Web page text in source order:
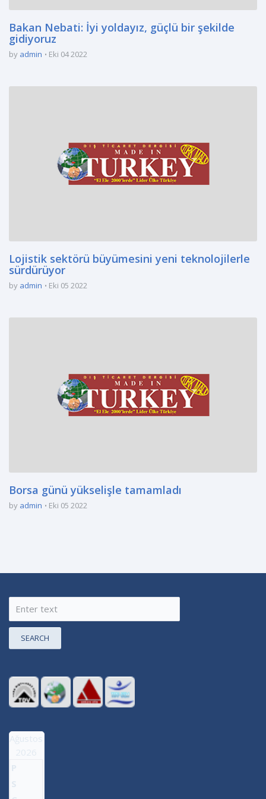
Bakan Nebati: İyi yoldayız, güçlü bir şekilde
gidiyoruz
by admin Eki 04 2022
Lojistik sektörü büyümesini yeni teknolojilerle
sürdürüyor
by admin Eki 05 2022
Borsa günü yükselişle tamamladı
by admin Eki 05 2022
SEARCH
Ağustos
2026
P
S